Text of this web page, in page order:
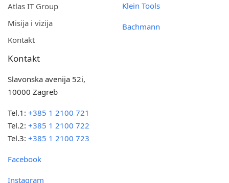
Atlas IT Group
Misija i vizija
Kontakt
Klein Tools
Bachmann
Kontakt
Slavonska avenija 52i,
10000 Zagreb
Tel.1:+385 1 2100 721
Tel.2:+385 1 2100 722
Tel.3:+385 1 2100 723
Facebook
Instagram